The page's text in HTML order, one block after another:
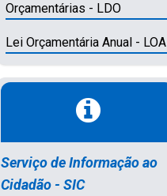
Orçamentárias - LDO
Lei Orçamentária Anual - LOA
Serviço de Informação ao
Cidadão - SIC